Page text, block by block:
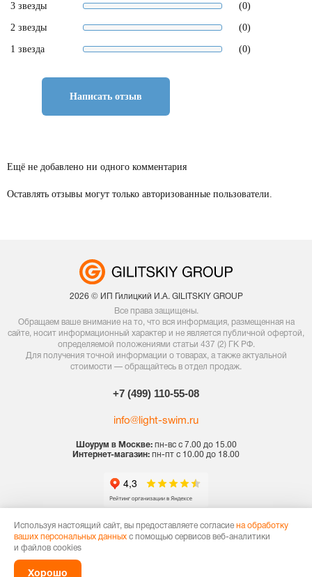
3 звезды (0)
2 звезды (0)
1 звезда (0)
Написать отзыв
Ещё не добавлено ни одного комментария
Оставлять отзывы могут только авторизованные пользователи.
2026 © ИП Гилицкий И.А. GILITSKIY GROUP
Все права защищены.
Обращаем ваше внимание на то, что вся информация, размещенная на
сайте, носит информационный характер и не является публичной офертой,
определяемой положениями статьи 437 (2) ГК РФ.
Для получения точной информации о товарах, а также актуальной
стоимости — обращайтесь в отдел продаж.
+7 (499) 110-55-08
info@light-swim.ru
Шоурум в Москве:пн-вс с 7.00 до 15.00
Интернет-магазин: пн-пт с 10.00 до 18.00
Политика конфиденциальности
Договор оферты
Используя настоящий сайт, вы предоставляете согласие на обработку
ваших персональных данных с помощью сервисов веб-аналитики
и файлов cookies
Хорошо